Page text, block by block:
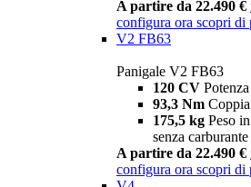
A partire da 22.490 €
configura ora scopri di
V2 FB63
Panigale V2 FB63
120 CV Potenza
93,3 Nm Coppia
175,5 kg Peso
senza carburante
A partire da 22.490 €
configura ora scopri di